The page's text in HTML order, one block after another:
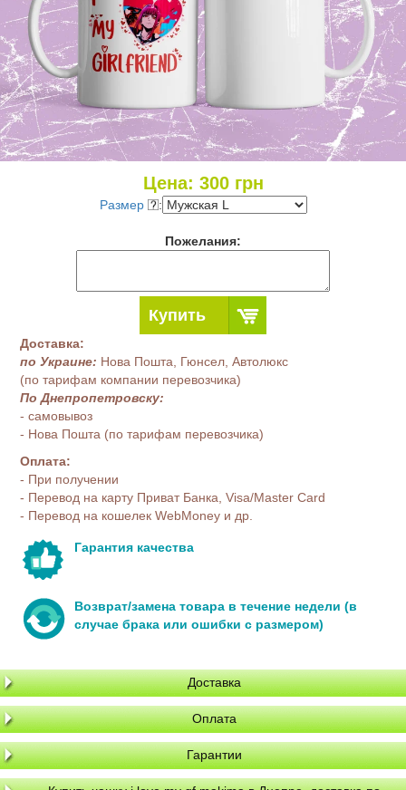
Цена: 300грн
Размер :
Пожелания:
Купить
Доставка:
по Украине: Нова Пошта, Гюнсел, Автолюкс
(по тарифам компании перевозчика)
По Днепропетровску:
- самовывоз
- Нова Пошта (по тарифам перевозчика)
Оплата:
- При получении
- Перевод на карту Приват Банка, Visa/Master Card
- Перевод на кошелек WebMoney и др.
Гарантия качества
Возврат/замена товара в течение недели (в
случае брака или ошибки с размером)
Доставка
Оплата
Гарантии